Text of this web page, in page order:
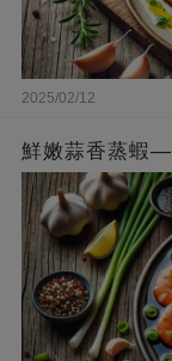
2025/02/12
鮮嫩蒜香蒸蝦